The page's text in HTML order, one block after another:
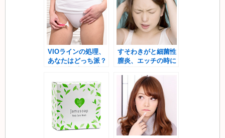
VIOラインの処理、
あなたはどっち派？
すそわきがと細菌性
膣炎、エッチの時に